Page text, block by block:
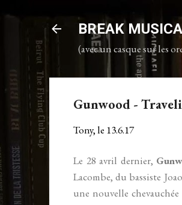
BREAK
(avec un casque sur les
Gunwood -
Tony, le 13.6.17
Le 28 avril dernier,
Lacombe, du bassiste
une nouvelle